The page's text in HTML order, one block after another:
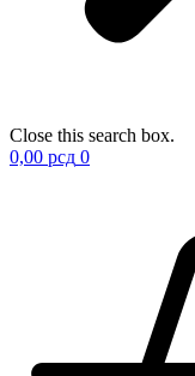
Close this search box.
0,00 рсд 0